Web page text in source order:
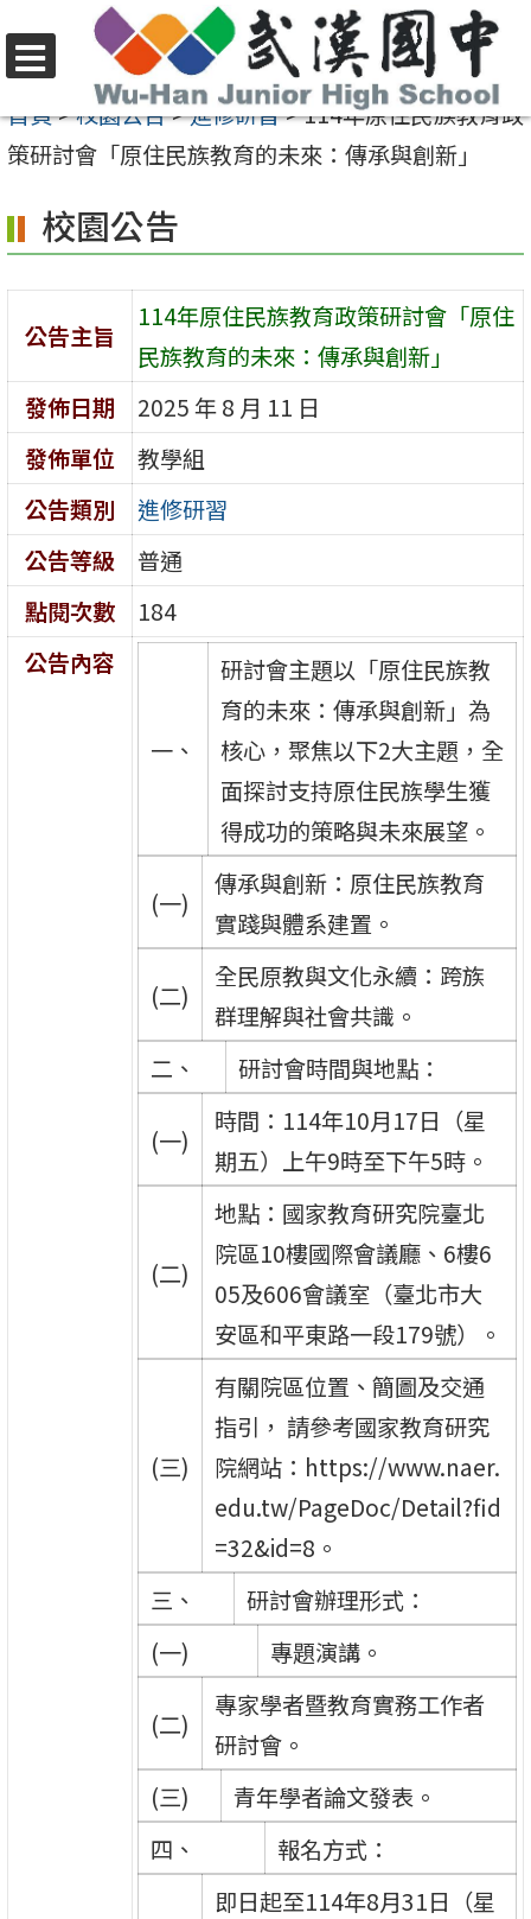
至
要
容
區
選
單
首頁>校園公告>進修研習>114年原住民族教育政
策研討會「原住民族教育的未來：傳承與創新」
校園公告
公告主旨
114年原住民族教育政策研討會「原住
民族教育的未來：傳承與創新」
發佈日期
2025 年 8 月 11 日
發佈單位
教學組
公告類別
進修研習
公告等級
普通
點閱次數
184
公告內容
一、
研討會主題以「原住民族教
育的未來：傳承與創新」為
核心，聚焦以下2大主題，全
面探討支持原住民族學生獲
得成功的策略與未來展望。
(一)
傳承與創新：原住民族教育
實踐與體系建置。
(二)
全民原教與文化永續：跨族
群理解與社會共識。
二、
研討會時間與地點：
(一)
時間：114年10月17日（星
期五）上午9時至下午5時。
(二)
地點：國家教育研究院臺北
院區10樓國際會議廳、6樓6
05及606會議室（臺北市大
安區和平東路一段179號）。
(三)
有關院區位置、簡圖及交通
指引， 請參考國家教育研究
院網站：https://www.naer.
edu.tw/PageDoc/Detail?fid
=32&id=8。
三、
研討會辦理形式：
(一)
專題演講。
(二)
專家學者暨教育實務工作者
研討會。
(三)
青年學者論文發表。
四、
報名方式：
即日起至114年8月31日（星